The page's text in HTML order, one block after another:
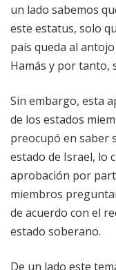
un lado sabemos
este estatus, solo
país queda al
Hamás y por tanto,
Sin embargo, esta
de los estados
preocupó en saber
estado de Israel, lo
aprobación por
miembros
de acuerdo con el
estado soberano.
De un lado este